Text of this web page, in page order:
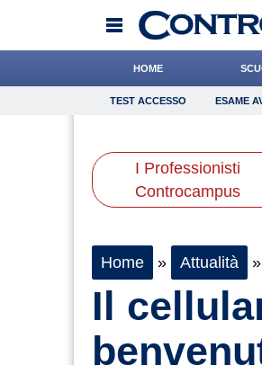
HOME
TEST ACCESSO Esame
Scienze
TEST ACCESSO ESAME
I Professionisti
Controcampus
Home » Attualità »
Il